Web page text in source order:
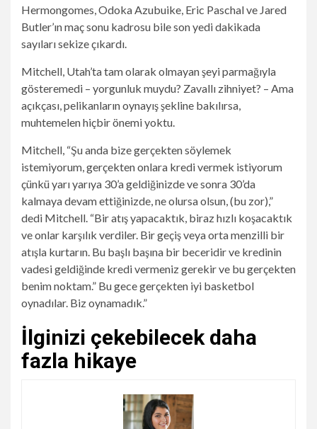
Hermongomes, Odoka Azubuike, Eric Paschal ve Jared
Butler’ın maç sonu kadrosu bile son yedi dakikada
sayıları sekize çıkardı.
Mitchell, Utah’ta tam olarak olmayan şeyi parmağıyla
gösteremedi – yorgunluk muydu? Zavallı zihniyet? – Ama
açıkçası, pelikanların oynayış şekline bakılırsa,
muhtemelen hiçbir önemi yoktu.
Mitchell, “Şu anda bize gerçekten söylemek
istemiyorum, gerçekten onlara kredi vermek istiyorum
çünkü yarı yarıya 30’a geldiğinizde ve sonra 30’da
kalmaya devam ettiğinizde, ne olursa olsun, (bu zor),”
dedi Mitchell. “Bir atış yapacaktık, biraz hızlı koşacaktık
ve onlar karşılık verdiler. Bir geçiş veya orta menzilli bir
atışla kurtarın. Bu başlı başına bir beceridir ve kredinin
vadesi geldiğinde kredi vermeniz gerekir ve bu gerçekten
benim noktam.” Bu gece gerçekten iyi basketbol
oynadılar. Biz oynamadık.”
İlginizi çekebilecek daha
fazla hikaye